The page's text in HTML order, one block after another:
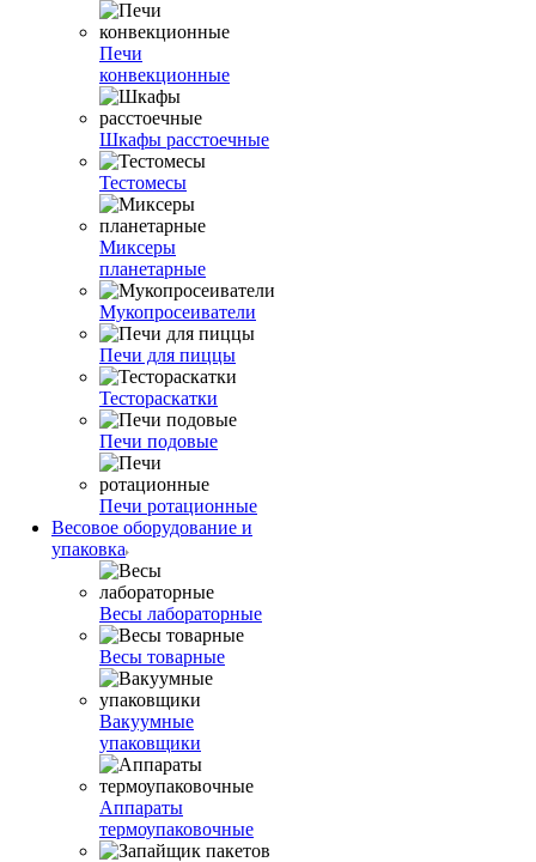
Печи
конвекционные
Шкафы расстоечные
Тестомесы
Миксеры
планетарные
Мукопросеиватели
Печи для пиццы
Тестораскатки
Печи подовые
Печи ротационные
Весовое оборудование и
упаковка
Весы лабораторные
Весы товарные
Вакуумные
упаковщики
Аппараты
термоупаковочные